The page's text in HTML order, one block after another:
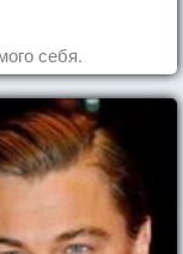
себя.